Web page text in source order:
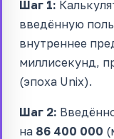
Шаг 1:
введённую
внутреннее
миллисекунд,
(эпоха Unix).
Шаг 2:
на 86 400 000